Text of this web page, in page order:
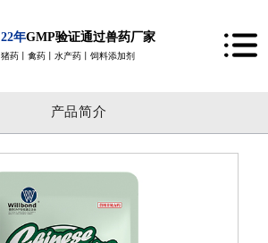
22年GMP验证通过兽药厂家
猪药丨禽药丨水产药丨饲料添加剂
产品简介